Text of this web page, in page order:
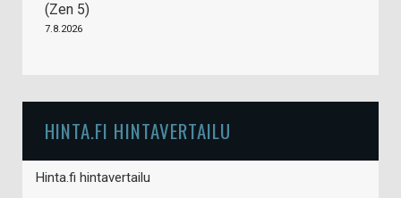
(Zen 5)
7.8.2026
HINTA.FI HINTAVERTAILU
Hinta.fi hintavertailu